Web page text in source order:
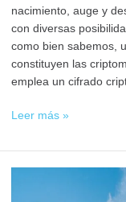
nacimiento, auge y
con diversas
como bien sabemos,
constituyen las
emplea un cifrado
Leer más »